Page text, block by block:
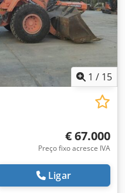
1 / 15
€ 67.000
Preço fixo acresce IVA
Ligar